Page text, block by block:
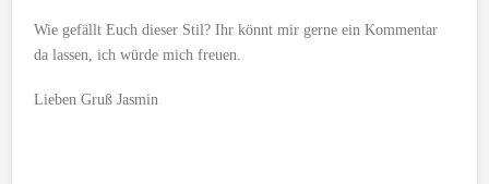
Wie gefällt Euch dieser Stil? Ihr könnt mir gerne ein Kommentar
da lassen, ich würde mich freuen.
Lieben Gruß Jasmin